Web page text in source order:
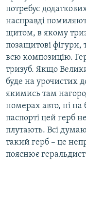
потребує
насправді
щитом, в якому
позащитові фігури,
всю композицію.
тризуб. Якщо
буде на урочистих
якимись там
номерах авто, ні на
паспорті цей герб
плутають. Всі
такий герб – це
пояснює